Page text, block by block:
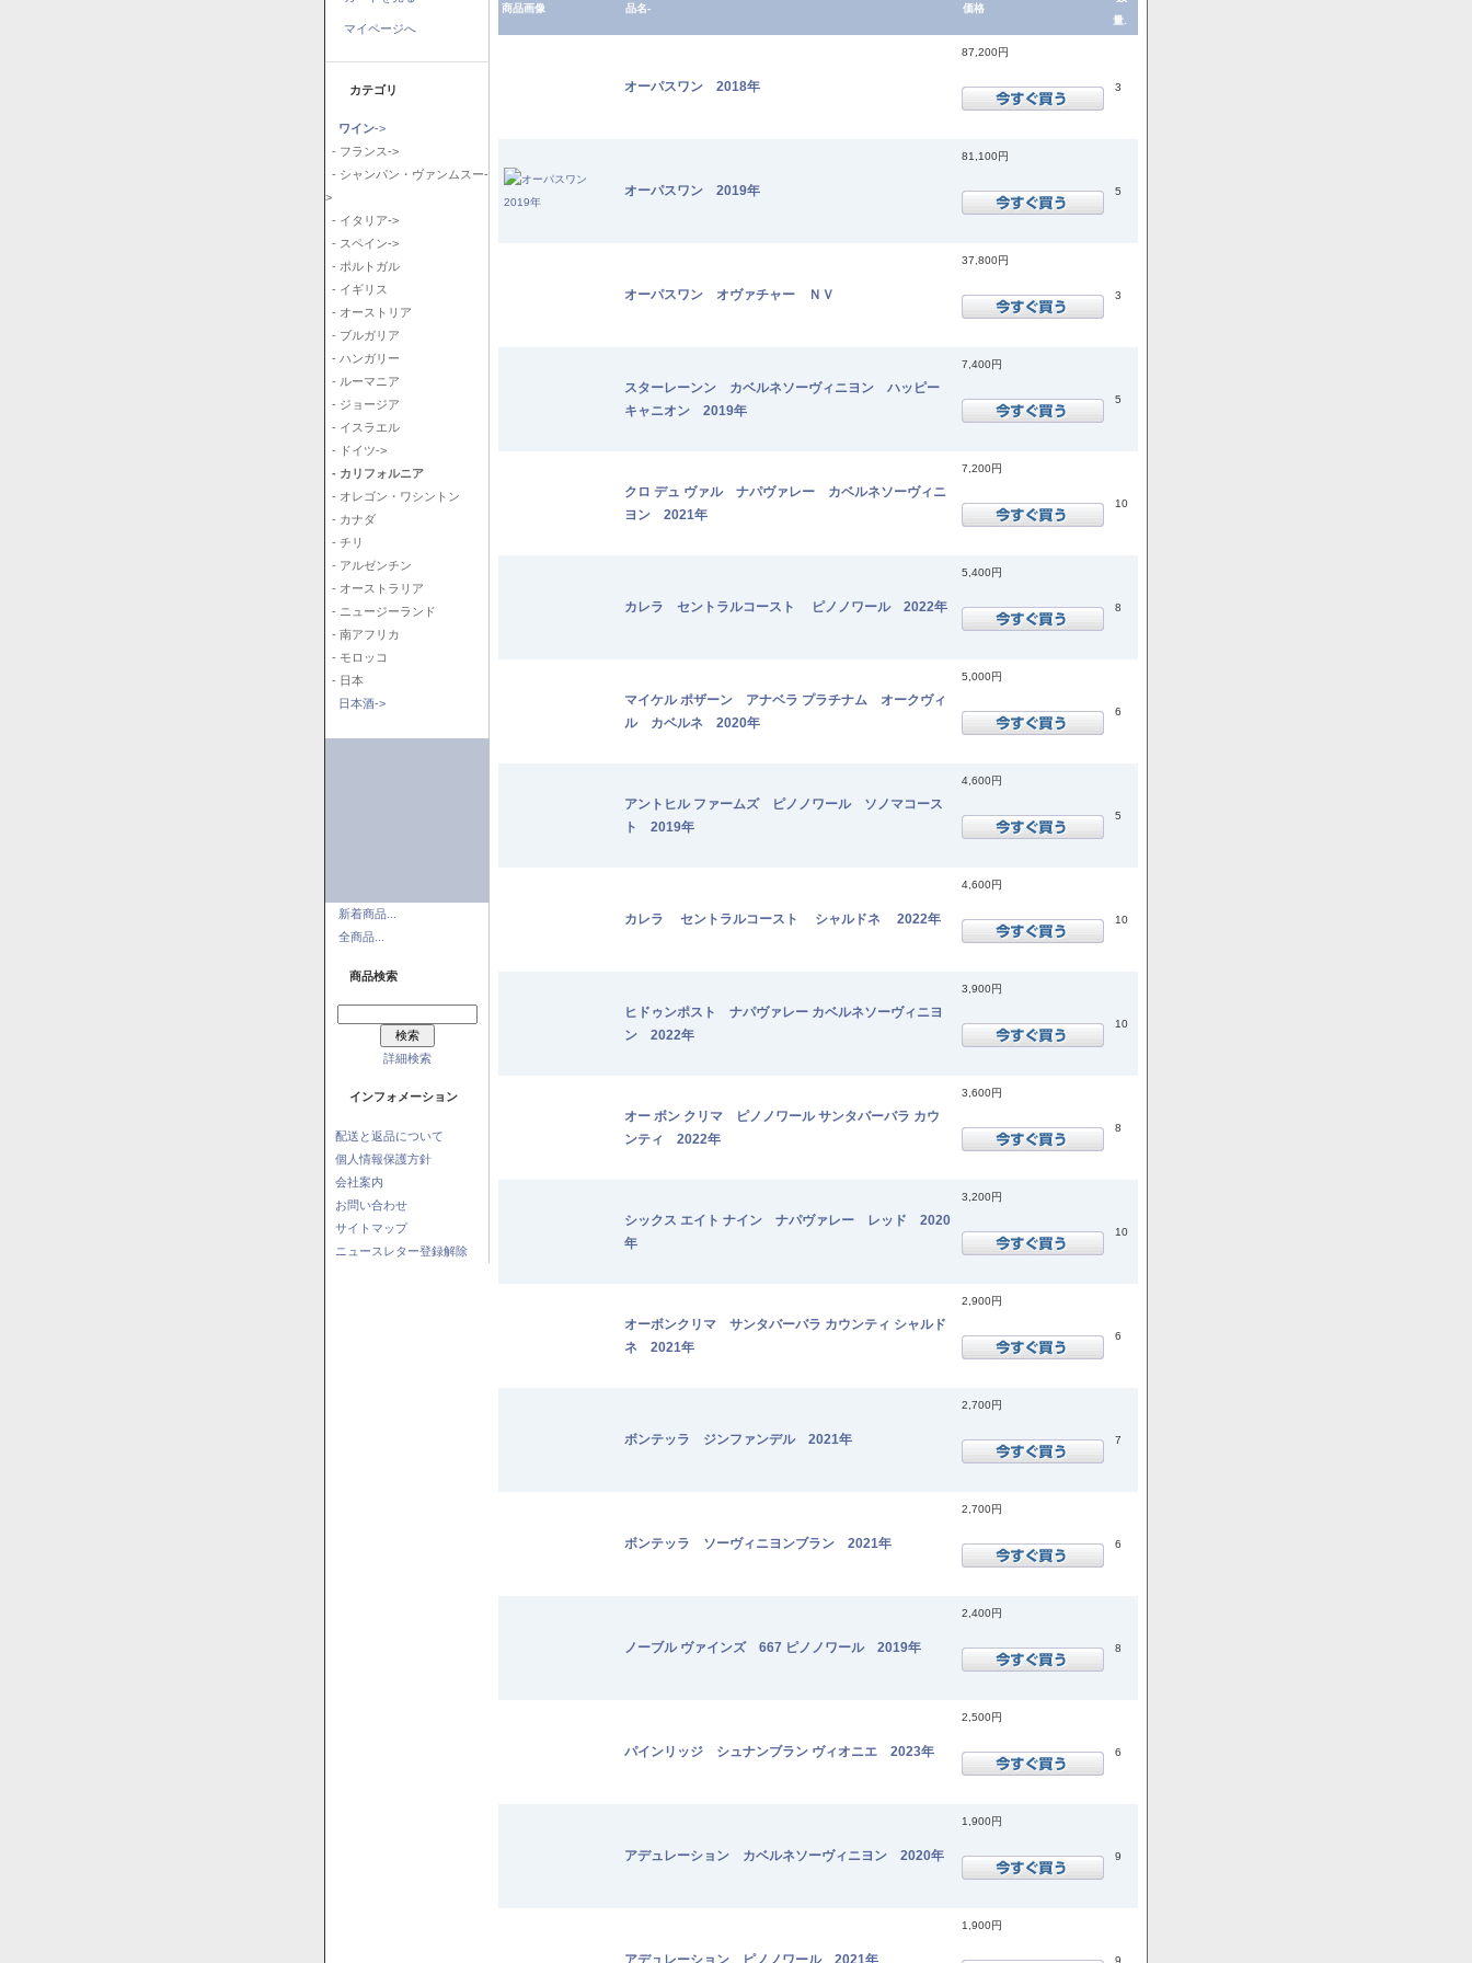
マイページへ
カテゴリ
ワイン->
- フランス->
- シャンパン・ヴァンムスー-
>
- イタリア->
- スペイン->
- ポルトガル
- イギリス
- オーストリア
- ブルガリア
- ハンガリー
- ルーマニア
- ジョージア
- イスラエル
- ドイツ->
- カリフォルニア
- オレゴン・ワシントン
- カナダ
- チリ
- アルゼンチン
- オーストラリア
- ニュージーランド
- 南アフリカ
- モロッコ
- 日本
日本酒->
新着商品...
全商品...
商品検索
詳細検索
インフォメーション
配送と返品について
個人情報保護方針
会社案内
お問い合わせ
サイトマップ
ニュースレター登録解除
商品画像 品名- 価格
量.
オーパスワン 2018年
87,200円
3
オーパスワン 2019年
81,100円
5
オーパスワン オヴァチャー ＮＶ
37,800円
3
スターレーンン カベルネソーヴィニヨン ハッピー
キャニオン 2019年
7,400円
5
クロ デュ ヴァル ナパヴァレー カベルネソーヴィニ
ヨン 2021年
7,200円
10
カレラ セントラルコースト ピノノワール 2022年
5,400円
8
マイケル ポザーン アナベラ プラチナム オークヴィ
ル カベルネ 2020年
5,000円
6
アントヒル ファームズ ピノノワール ソノマコース
ト 2019年
4,600円
5
カレラ セントラルコースト シャルドネ 2022年
4,600円
10
ヒドゥンポスト ナパヴァレー カベルネソーヴィニヨ
ン 2022年
3,900円
10
オー ボン クリマ ピノノワール サンタバーバラ カウ
ンティ 2022年
3,600円
8
シックス エイト ナイン ナパヴァレー レッド 2020
年
3,200円
10
オーボンクリマ サンタバーバラ カウンティ シャルド
ネ 2021年
2,900円
6
ボンテッラ ジンファンデル 2021年
2,700円
7
ボンテッラ ソーヴィニヨンブラン 2021年
2,700円
6
ノーブル ヴァインズ 667 ピノノワール 2019年
2,400円
8
パインリッジ シュナンブラン ヴィオニエ 2023年
2,500円
6
アデュレーション カベルネソーヴィニヨン 2020年
1,900円
9
アデュレーション ピノノワール 2021年
1,900円
9